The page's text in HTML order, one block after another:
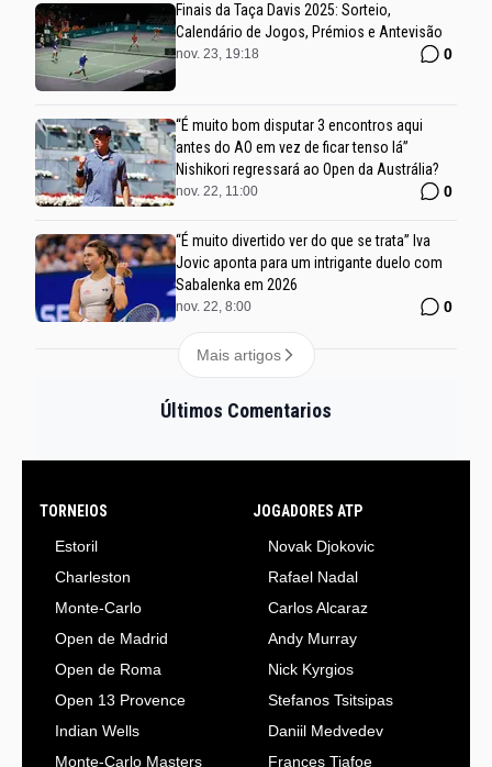
Finais da Taça Davis 2025: Sorteio,
Calendário de Jogos, Prémios e Antevisão
nov. 23, 19:18 0
“É muito bom disputar 3 encontros aqui
antes do AO em vez de ficar tenso lá”
Nishikori regressará ao Open da Austrália?
nov. 22, 11:00 0
“É muito divertido ver do que se trata” Iva
Jovic aponta para um intrigante duelo com
Sabalenka em 2026
nov. 22, 8:00 0
Mais artigos
Últimos Comentarios
TORNEIOS
Estoril
Charleston
Monte-Carlo
Open de Madrid
Open de Roma
Open 13 Provence
Indian Wells
Monte-Carlo Masters
JOGADORES ATP
Novak Djokovic
Rafael Nadal
Carlos Alcaraz
Andy Murray
Nick Kyrgios
Stefanos Tsitsipas
Daniil Medvedev
Frances Tiafoe